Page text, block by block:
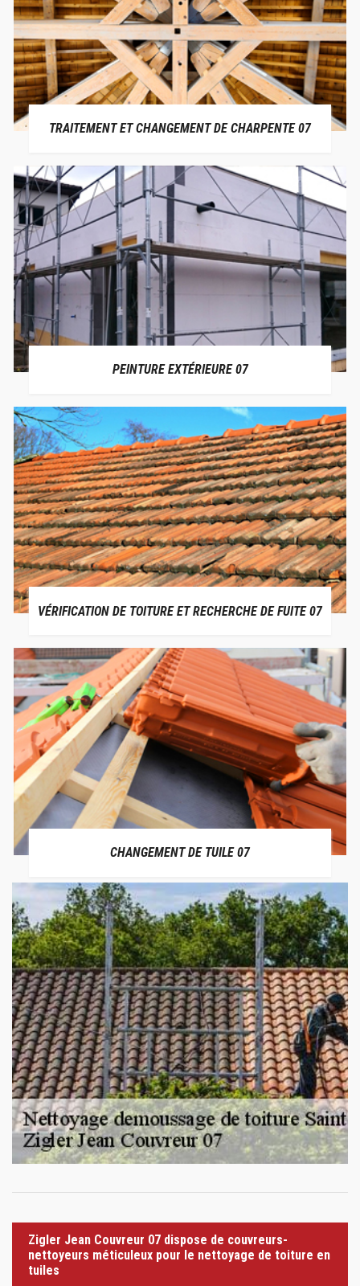
TRAITEMENT ET CHANGEMENT DE CHARPENTE 07
PEINTURE EXTÉRIEURE 07
VÉRIFICATION DE TOITURE ET RECHERCHE DE FUITE 07
CHANGEMENT DE TUILE 07
Zigler Jean Couvreur 07 dispose de couvreurs-
nettoyeurs méticuleux pour le nettoyage de toiture en
tuiles